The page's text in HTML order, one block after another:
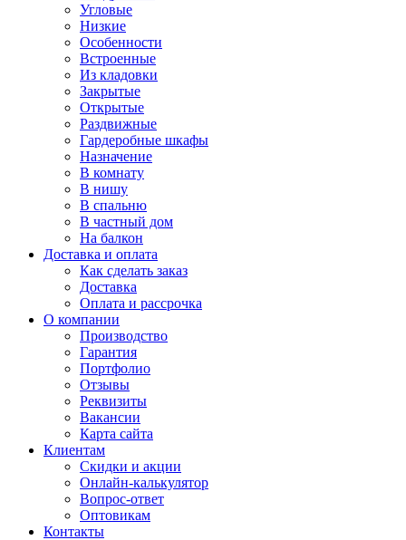
Угловые
Низкие
Особенности
Встроенные
Из кладовки
Закрытые
Открытые
Раздвижные
Гардеробные шкафы
Назначение
В комнату
В нишу
В спальню
В частный дом
На балкон
Доставка и оплата
Как сделать заказ
Доставка
Оплата и рассрочка
О компании
Производство
Гарантия
Портфолио
Отзывы
Реквизиты
Вакансии
Карта сайта
Клиентам
Скидки и акции
Онлайн-калькулятор
Вопрос-ответ
Оптовикам
Контакты